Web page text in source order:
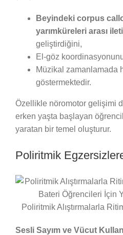
Beyindeki corpus
yarımküreleri arası
geliştirdiğini,
El-göz koordinasyonunu
Müzikal zamanlamada
göstermektedir.
Özellikle nöromotor gelişimi
erken yaşta başlayan
yaratan bir temel oluşturur.
Poliritmik
Poliritmik Alıştırmalarla
Sesli Sayım ve Vücut